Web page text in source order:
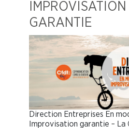
IMPROVISATION
GARANTIE
Direction Entreprises En
Improvisation garantie – La